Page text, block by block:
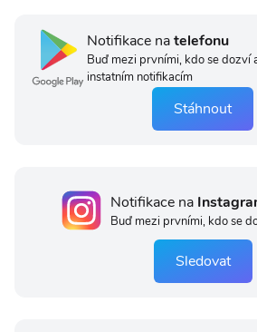
Notifikace natelefonu
Buď mezi prvními, kdo se dozví
instatním notifikacím
Stáhnout
Notifikace na
Buď mezi prvními, kdo se
Sledovat